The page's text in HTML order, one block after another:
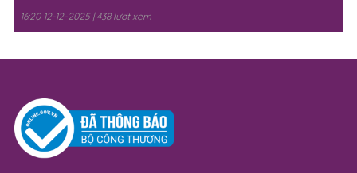
16:20 12-12-2025 | 438 lượt xem